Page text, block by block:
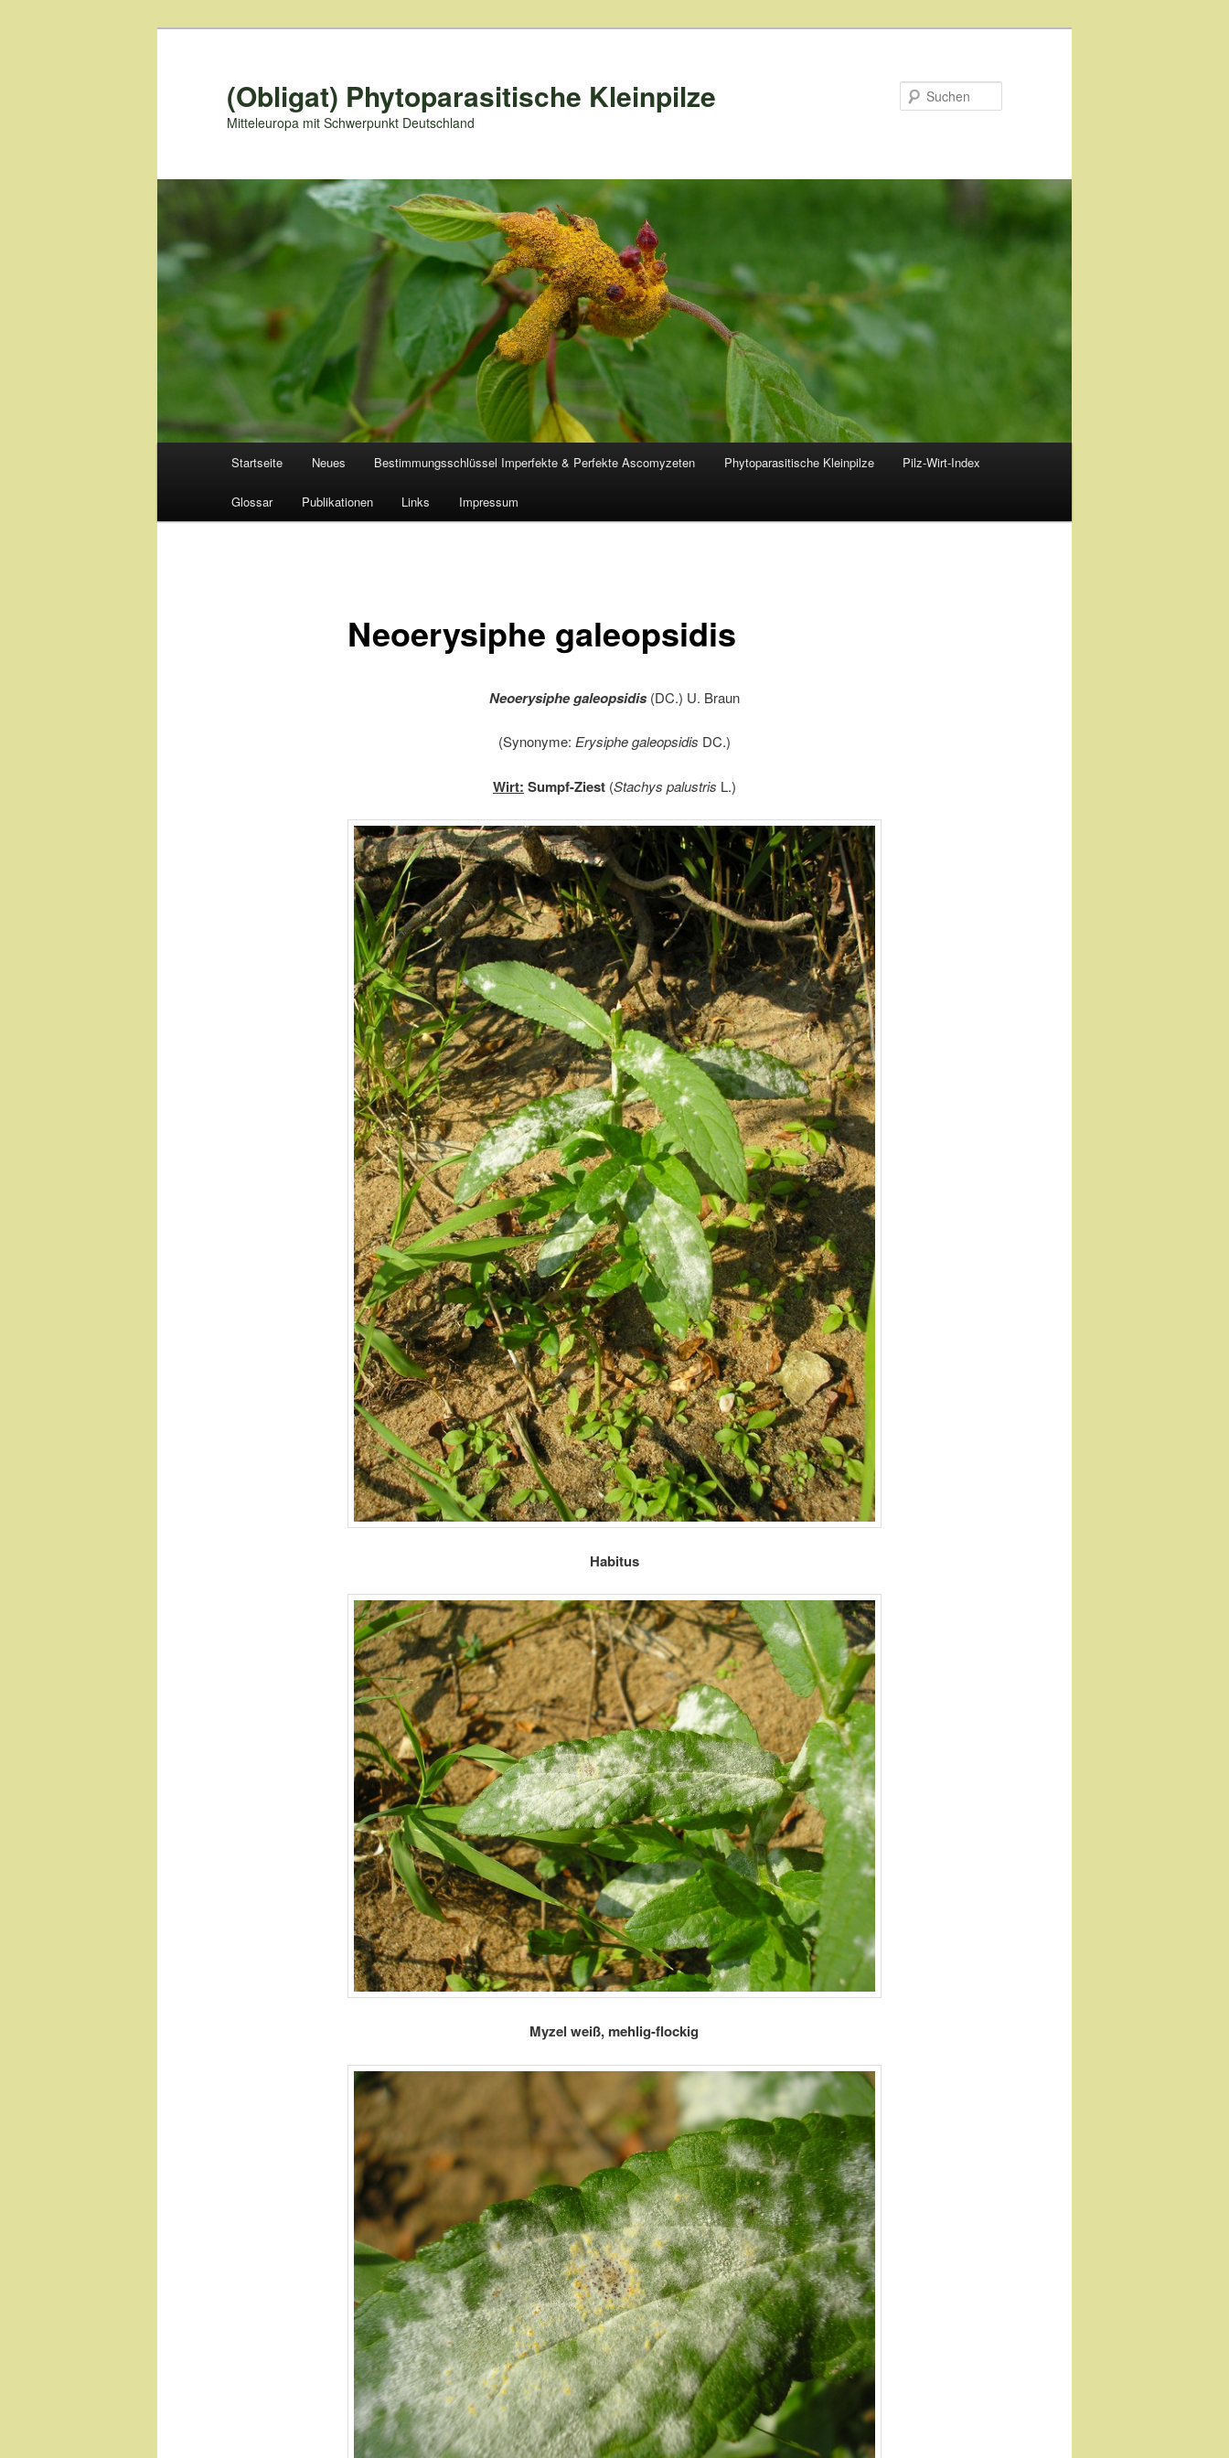
(Obligat) Phytoparasitische Kleinpilze
Mitteleuropa mit Schwerpunkt Deutschland
Startseite Neues Bestimmungsschlüssel Imperfekte & Perfekte Ascomyzeten Phytoparasitische Kleinpilze Pilz-Wirt-Index
Glossar Publikationen Links Impressum
Neoerysiphe galeopsidis
Neoerysiphe galeopsidis (DC.) U. Braun
(Synonyme: Erysiphe galeopsidis DC.)
Wirt: Sumpf-Ziest(Stachys palustris L.)
Habitus
Myzel weiß, mehlig-flockig